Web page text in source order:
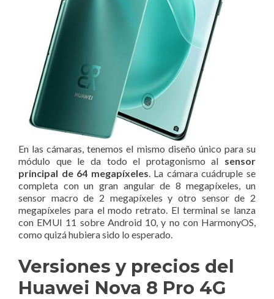
En las cámaras, tenemos el mismo diseño único para su
módulo que le da todo el protagonismo al sensor
principal de 64 megapíxeles . La cámara cuádruple se
completa con un gran angular de 8 megapíxeles, un
sensor macro de 2 megapíxeles y otro sensor de 2
megapíxeles para el modo retrato. El terminal se lanza
con EMUI 11 sobre Android 10, y no con HarmonyOS,
como quizá hubiera sido lo esperado.
Versiones y precios del
Huawei Nova 8 Pro 4G